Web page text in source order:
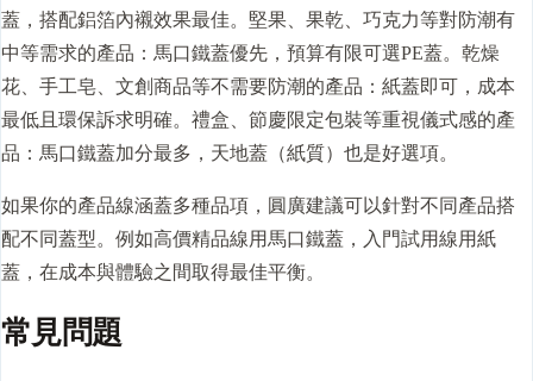
蓋，搭配鋁箔內襯效果最佳。堅果、果乾、巧克力等對防潮有
中等需求的產品：馬口鐵蓋優先，預算有限可選PE蓋。乾燥
花、手工皂、文創商品等不需要防潮的產品：紙蓋即可，成本
最低且環保訴求明確。禮盒、節慶限定包裝等重視儀式感的產
品：馬口鐵蓋加分最多，天地蓋（紙質）也是好選項。
如果你的產品線涵蓋多種品項，圓廣建議可以針對不同產品搭
配不同蓋型。例如高價精品線用馬口鐵蓋，入門試用線用紙
蓋，在成本與體驗之間取得最佳平衡。
常見問題